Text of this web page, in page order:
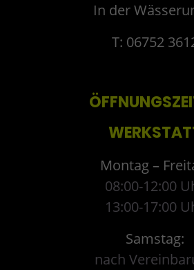
In der
T: 06752
Montag –
08:00-12:00
13:00-17:00
Samstag:
nach